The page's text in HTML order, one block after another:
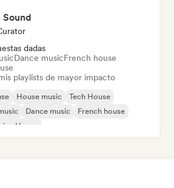
Sound
dadas
Dance musicFrench house
playlists de mayor impacto
House music
Tech House
Dance music
French house
House